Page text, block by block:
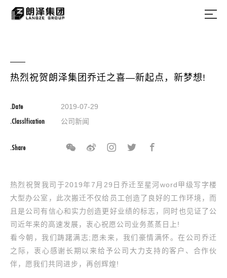
热烈祝贺朗泽集团乔迁之喜—新起点，新梦想!
.Date 2019-07-29
.Classlfication 公司新闻
.Share
热烈祝贺我司于2019年7月29日乔迁至星河word甲级写字楼
大型办公室，此次搬迁不仅给员工创造了良好的工作环境，而
且是公司有信心和实力创造更好业绩的标志，同时也见证了公
司近年来的高速发展，衷心祝愿公司业务蒸蒸日上!
看今朝，我们踌躇满志;愿未来，我们豪情满怀。在公司乔迁
之际，衷心感谢长期以来给予公司大力支持的客户、合作伙
伴，愿我们共同进步，再创辉煌!